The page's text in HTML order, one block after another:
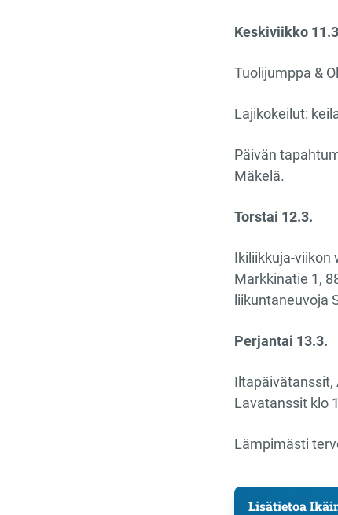
Keskiviikko
Tuolijumppa &
Lajikokeilut:
Päivän
Mäkelä.
Torstai 12.3.
Ikiliikkuja-viikon
Markkinatie 1,
liikuntaneuvoja
Perjantai 13.3.
Iltapäivätanssit,
Lavatanssit klo
Lämpimästi
Lisätietoa